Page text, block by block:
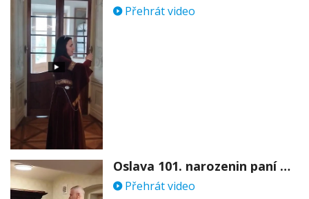
Přehrát video
Oslava 101. narozenin paní Věry Skořepové
Přehrát video